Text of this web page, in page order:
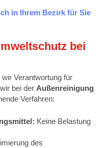
in Ihrem Bezirk für Sie
bei
Verantwortung für
bei der Außenreinigung
Verfahren:
Keine Belastung
des